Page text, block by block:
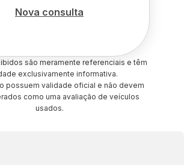
Nova consulta
são meramente referenciais e têm
exclusivamente informativa.
possuem validade oficial e não devem
como uma avaliação de veículos
usados.